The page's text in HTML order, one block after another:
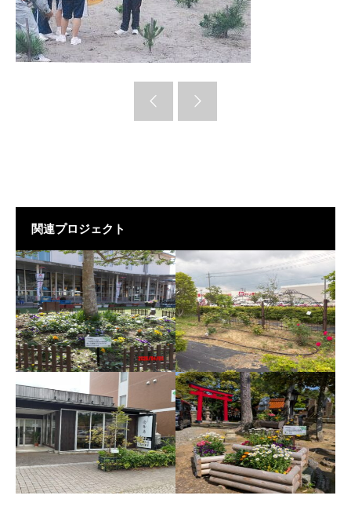
関連プロジェクト
R7年度緑のまちづくりモ
デル事業（能登町立宇出
R7年度緑のまちづくりモ
デル事業（フローラル沖